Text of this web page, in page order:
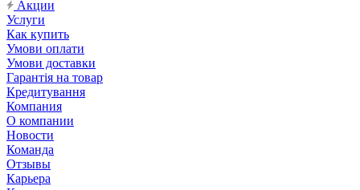
Акции
Услуги
Как купить
Умови оплати
Умови доставки
Гарантія на товар
Кредитування
Компания
О компании
Новости
Команда
Отзывы
Карьера